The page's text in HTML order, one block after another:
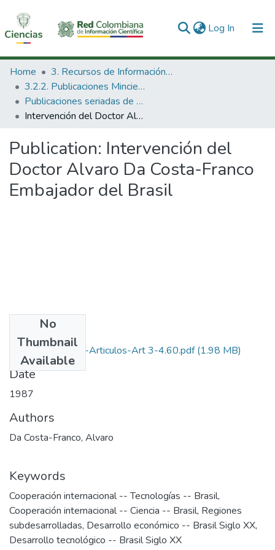
Log In (current)
Communities & Collections
All of DSpace
Statistics
Home
3. Recursos de Información Científica y Tecnológica
3.2.2. Publicaciones Minciencias
Publicaciones seriadas de Minciencias
Intervención del Doctor Alvaro Da Costa-Franco Embajador del Brasil
Publication: Intervención del
Doctor Alvaro Da Costa-Franco
Embajador del Brasil
No
Thumbnail
Available
1987-V11-N3-4-Articulos-Art 3-4.60.pdf(1.98 MB)
Date
1987
Authors
Da Costa-Franco, Alvaro
Keywords
Cooperación internacional -- Tecnologías -- Brasil,
Cooperación internacional -- Ciencia -- Brasil, Regiones
subdesarrolladas, Desarrollo económico -- Brasil Siglo XX,
Desarrollo tecnológico -- Brasil Siglo XX